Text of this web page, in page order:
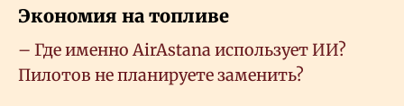
Экономия на топливе
– Где именно AirAstanaиспользует ИИ?
Пилотов не планируете заменить?